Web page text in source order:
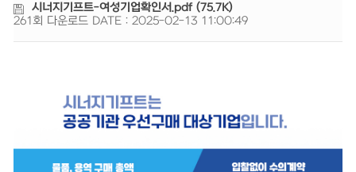
시너지기프트-여성기업확인서.pdf (75.7K)
261회 다운로드 DATE : 2025-02-13 11:00:49